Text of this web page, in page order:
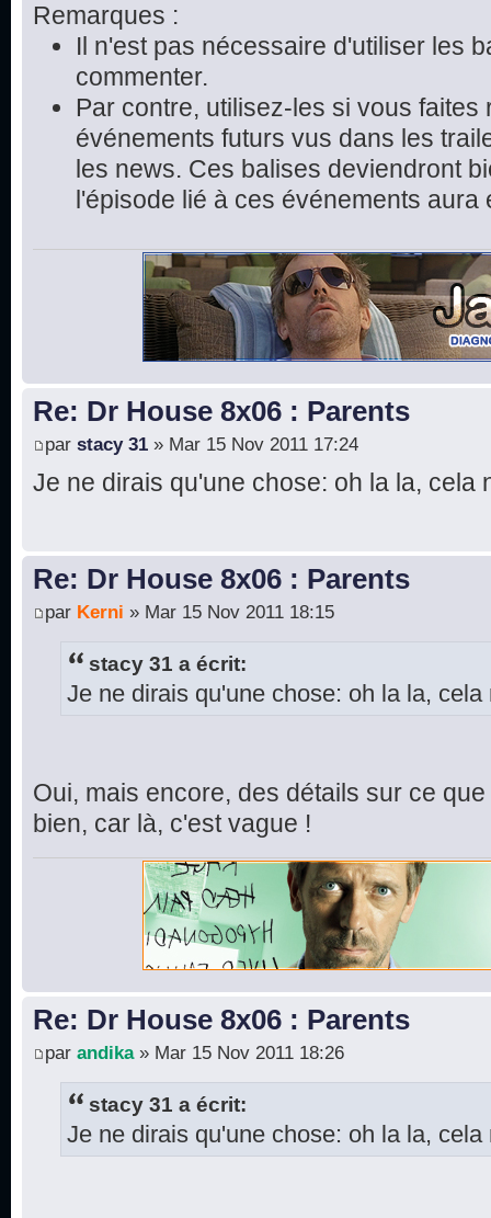
Remarques :
Il n'est pas nécessaire d'utiliser les
commenter.
Par contre, utilisez-les si vous faites
événements futurs vus dans les
les news. Ces balises deviendront
l'épisode lié à ces événements aura
Re: Dr House 8x06 : Parents
par stacy 31 » Mar 15 Nov 2011 17:24
Je ne dirais qu'une chose: oh la la, cela
Re: Dr House 8x06 : Parents
par Kerni » Mar 15 Nov 2011 18:15
stacy 31 a écrit:
Je ne dirais qu'une chose: oh la la,
Oui, mais encore, des détails sur ce
bien, car là, c'est vague !
Re: Dr House 8x06 : Parents
par andika» Mar 15 Nov 2011 18:26
stacy 31 a écrit:
Je ne dirais qu'une chose: oh la la,